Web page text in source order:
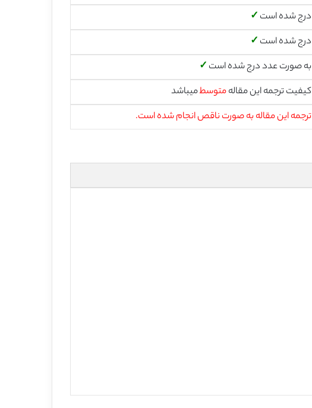
درج شده است ✓
درج شده است ✓
به صورت عدد درج شده است ✓
کیفیت ترجمه این مقالهمتوسطمیباشد
ترجمه این مقاله به صورت ناقص انجام شده است.